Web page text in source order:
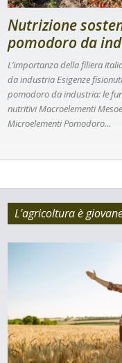
Nutrizione
pomodoro da
L’importanza della filiera
da industria Esigenze
pomodoro da industria: le
nutritivi Macroelementi
Microelementi Pomodoro...
L'agricoltura è